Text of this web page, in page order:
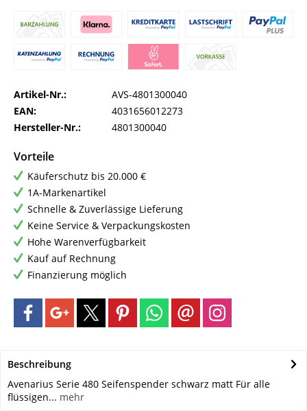
Artikel-Nr.:
AVS-4801300040
EAN:
4031656012273
Hersteller-Nr.:
4801300040
Vorteile
Käuferschutz bis 20.000 €
1A-Markenartikel
Schnelle & Zuverlässige Lieferung
Keine Service & Verpackungskosten
Hohe Warenverfügbarkeit
Kauf auf Rechnung
Finanzierung möglich
Beschreibung
Avenarius Serie 480 Seifenspender schwarz matt Für alle
flüssigen... mehr